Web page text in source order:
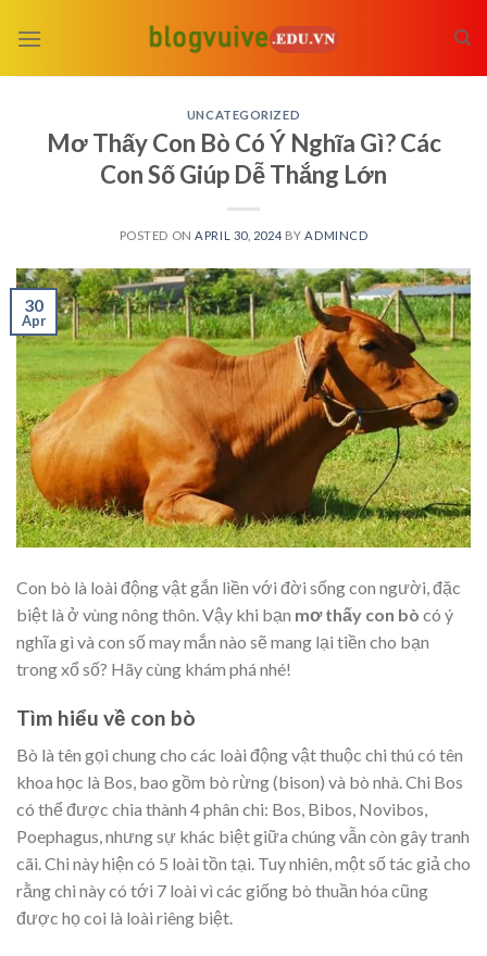
UNCATEGORIZED
Mơ Thấy Con Bò Có Ý Nghĩa Gì? Các
Con Số Giúp Dễ Thắng Lớn
POSTED ON APRIL 30, 2024 BY ADMINCD
30
Apr
Con bò là loài động vật gắn liền với đời sống con người, đặc
biệt là ở vùng nông thôn. Vậy khi bạn mơ thấy con bò có ý
nghĩa gì và con số may mắn nào sẽ mang lại tiền cho bạn
trong xổ số? Hãy cùng khám phá nhé!
Tìm hiểu về con bò
Bò là tên gọi chung cho các loài động vật thuộc chi thú có tên
khoa học là Bos, bao gồm bò rừng (bison) và bò nhà. Chi Bos
có thể được chia thành 4 phân chi: Bos, Bibos, Novibos,
Poephagus, nhưng sự khác biệt giữa chúng vẫn còn gây tranh
cãi. Chi này hiện có 5 loài tồn tại. Tuy nhiên, một số tác giả cho
rằng chi này có tới 7 loài vì các giống bò thuần hóa cũng
được họ coi là loài riêng biệt.